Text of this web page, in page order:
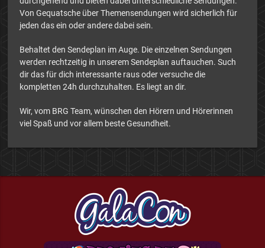
Von Gequatsche über Themensendungen wird sicherlich für
jeden das ein oder andere dabei sein.
Behaltet den Sendeplan im Auge. Die einzelnen Sendungen
werden rechtzeitig in unserem Sendeplan auftauchen. Such
dir das für dich interessante raus oder versuche die
kompletten 24h durchzuhalten. Es liegt an dir.
Wir, vom BRG Team, wünschen den Hörern und Hörerinnen
viel Spaß und vor allem beste Gesundheit.